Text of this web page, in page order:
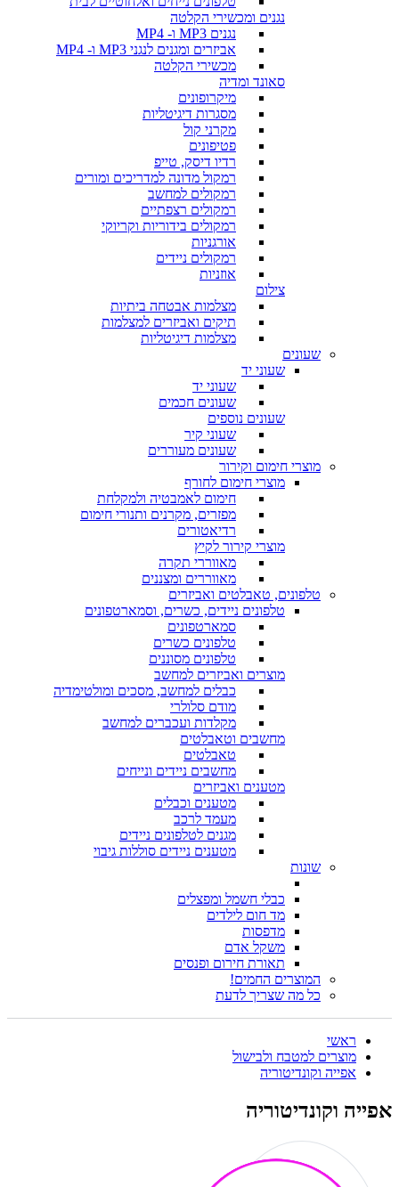
נגנים ומכשירי הקלטה
נגנים MP3 ו- MP4
אביזרים ומגנים לנגני MP3 ו- MP4
מכשירי הקלטה
סאונד ומדיה
מיקרופונים
מסגרות דיגיטליות
מקרני קול
פטיפונים
רדיו דיסק, טייפ
רמקול מדונה למדריכים ומורים
רמקולים למחשב
רמקולים רצפתיים
רמקולים בידוריות וקריוקי
אורגניות
רמקולים ניידים
אוזניות
צילום
מצלמות אבטחה ביתיות
תיקים ואביזרים למצלמות
מצלמות דיגיטליות
שעונים
שעוני יד
שעוני יד
שעונים חכמים
שעונים נוספים
שעוני קיר
שעונים מעוררים
מוצרי חימום וקירור
מוצרי חימום לחורף
חימום לאמבטיה ולמקלחת
מפזרים, מקרנים ותנורי חימום
רדיאטורים
מוצרי קירור לקיץ
מאווררי תקרה
מאווררים ומצננים
טלפונים, טאבלטים ואביזרים
טלפונים ניידים, כשרים, וסמארטפונים
סמארטפונים
טלפונים כשרים
טלפונים מסוננים
מוצרים ואביזרים למחשב
כבלים למחשב, מסכים ומולטימדיה
מודם סלולרי
מקלדות ועכברים למחשב
מחשבים וטאבלטים
טאבלטים
מחשבים ניידים ונייחים
מטענים ואביזרים
מטענים וכבלים
מעמד לרכב
מגנים לטלפונים ניידים
מטענים ניידים סוללות גיבוי
שונות
כבלי חשמל ומפצלים
מד חום לילדים
מדפסות
משקל אדם
תאורת חירום ופנסים
המוצרים החמים!
כל מה שצריך לדעת
ראשי
מוצרים למטבח ולבישול
אפייה וקונדיטוריה
אפייה וקונדיטוריה